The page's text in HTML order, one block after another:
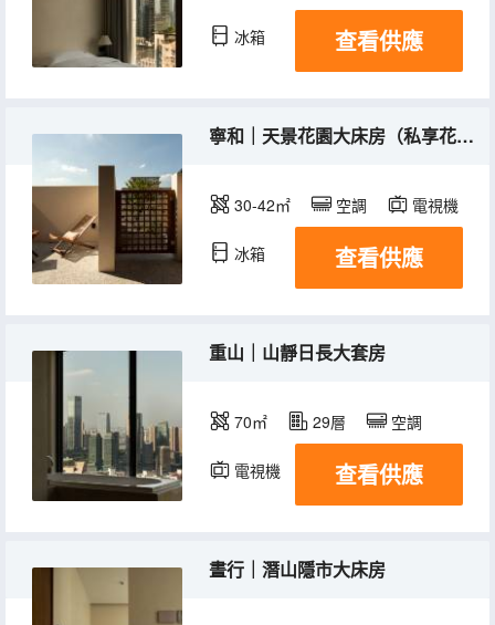
冰箱 查看供應
寧和｜天景花園大床房（私享花園）
30-42㎡ 空調 電視機
冰箱 查看供應
重山｜山靜日長大套房
70㎡ 29層 空調
電視機 冰箱
查看供應
晝行｜潛山隱市大床房